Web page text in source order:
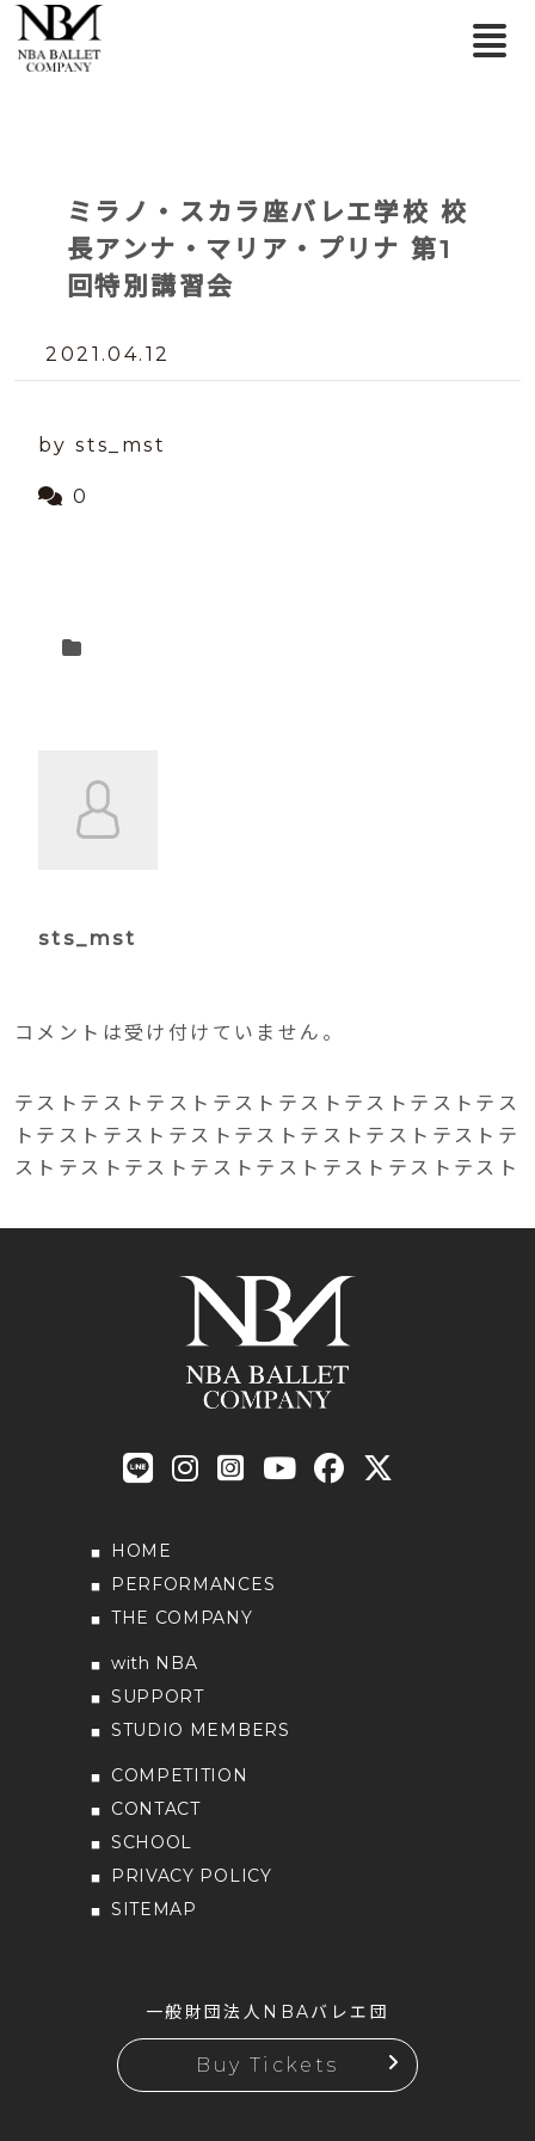
ミラノ・スカラ座バレエ学校 校
長アンナ・マリア・プリナ 第1
回特別講習会
2021.04.12
by sts_mst
0
sts_mst
コメントは受け付けていません。
テストテストテストテストテストテストテストテス
トテストテストテストテストテストテストテストテ
ストテストテストテストテストテストテストテスト
HOME
PERFORMANCES
THE COMPANY
with NBA
SUPPORT
STUDIO MEMBERS
COMPETITION
CONTACT
SCHOOL
PRIVACY POLICY
SITEMAP
一般財団法人NBAバレエ団
Buy Tickets